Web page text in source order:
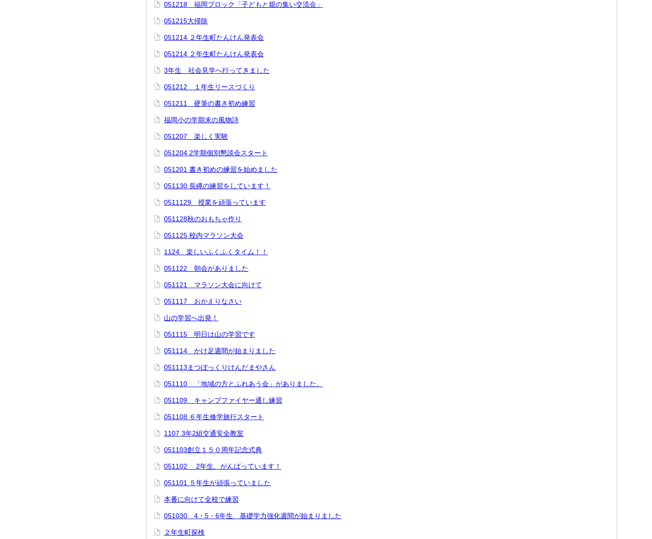
051218 福岡ブロック「子どもと親の集い交流会」
051215大掃除
051214 ２年生町たんけん発表会
051214 ２年生町たんけん発表会
3年生 社会見学へ行ってきました
051212 １年生リースづくり
051211 硬筆の書き初め練習
福岡小の学期末の風物詩
051207 楽しく実験
051204 2学期個別懇談会スタート
051201 書き初めの練習を始めました
051130 長縄の練習をしています！
0511129 授業を頑張っています
051128秋のおもちゃ作り
051125 校内マラソン大会
1124 楽しいふくふくタイム！！
051122 朝会がありました
051121 マラソン大会に向けて
051117 おかえりなさい
山の学習へ出発！
051115 明日は山の学習です
051114 かけ足週間が始まりました
051113まつぼっくりけんだまやさん
051110 「地域の方とふれあう会」がありました。
051109 キャンプファイヤー通し練習
051108 ６年生修学旅行スタート
1107 3年2組交通安全教室
051103創立１５０周年記念式典
051102 2年生、がんばっています！
051101 ５年生が頑張っていました
本番に向けて全校で練習
051030 4・5・6年生 基礎学力強化週間が始まりました
２年生町探検